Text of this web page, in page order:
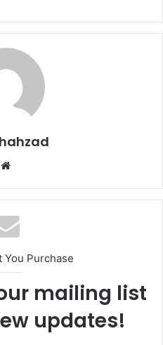
Website
You Purchase
mailing list
updates!